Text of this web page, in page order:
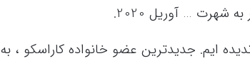
ایم. جدیدترین عضو خانواده کاراسکو ، به